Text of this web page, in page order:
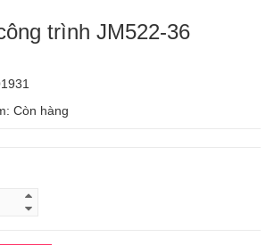
trình JM522-36
Còn hàng